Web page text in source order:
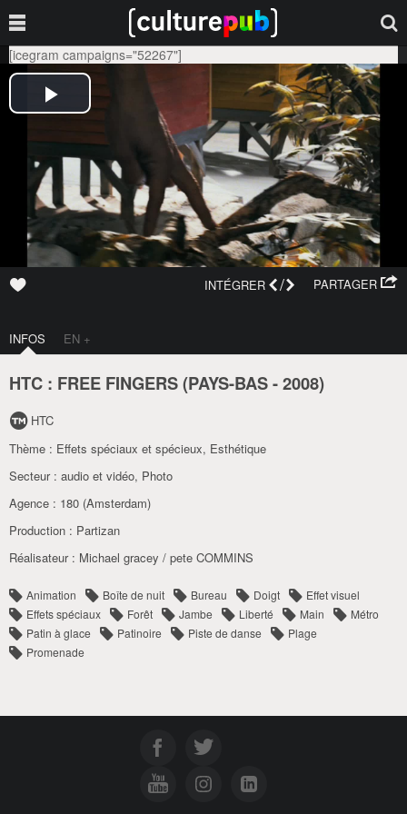
[icegram campaigns="52267"]
PARTAGER
INTÉGRER /
INFOS EN +
HTC : FREE FINGERS (PAYS-BAS-2008)
HTC
Thème : Effets spéciaux et spécieux, Esthétique
Secteur : audio et vidéo, Photo
Agence : 180 (Amsterdam)
Production : Partizan
Réalisateur : Michael gracey / pete COMMINS
Animation Boîte de nuit Bureau Doigt
Effet visuel
Effets spéciaux
Forêt Jambe Liberté Main
Métro
Patin à glace
Patinoire Piste de danse
Plage
Promenade